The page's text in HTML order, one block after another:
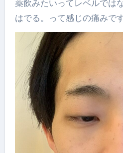
薬飲みたいってレベルでは
はでる。って感じの痛みです